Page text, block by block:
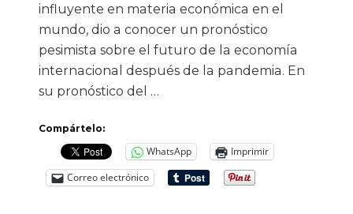
influyente en materia económica en el
mundo, dio a conocer un pronóstico
pesimista sobre el futuro de la economía
internacional después de la pandemia. En
su pronóstico del …
Compártelo:
WhatsApp
Imprimir
Correo electrónico